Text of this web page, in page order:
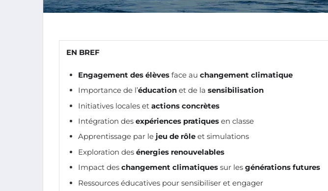
EN BREF
Engagement des élèves face au changement climatique
Importance de l’éducation et de la sensibilisation
Initiatives locales et actions concrètes
Intégration des expériences pratiques en classe
Apprentissage par le jeu de rôle et simulations
Exploration des énergies renouvelables
Impact des changement climatiques sur les générations futures
Ressources éducatives pour sensibiliser et engager